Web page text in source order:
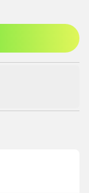
te melden als lid